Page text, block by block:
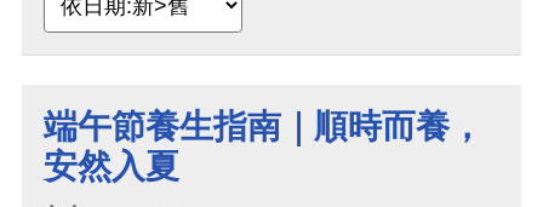
端午節養生指南｜順時而養，
安然入夏